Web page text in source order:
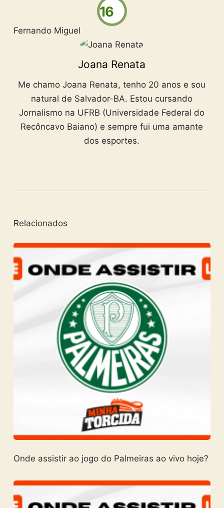
16
Fernando Miguel
Joana Renata
Me chamo Joana Renata, tenho 20 anos e sou
natural de Salvador-BA. Estou cursando
Jornalismo na UFRB (Universidade Federal do
Recôncavo Baiano) e sempre fui uma amante
dos esportes.
Relacionados
Onde assistir ao jogo do Palmeiras ao vivo hoje?